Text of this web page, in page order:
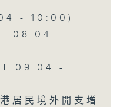
- 10:00)
08:04 -
09:04 -
居民境外開支增